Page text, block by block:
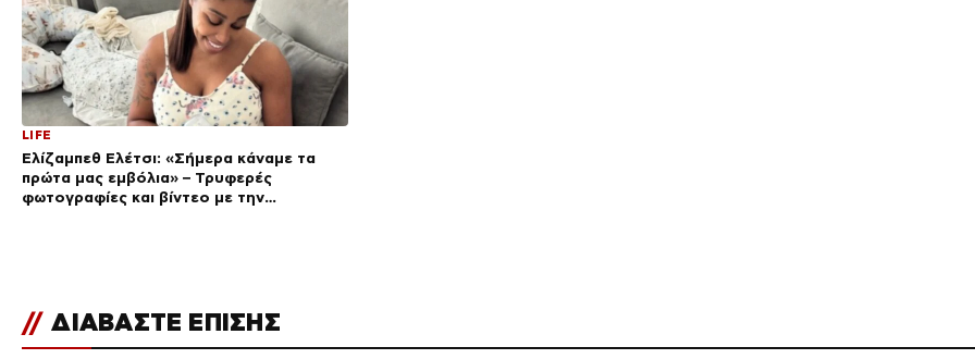
LIFE
Ελίζαμπεθ Ελέτσι: «Σήμερα κάναμε τα
πρώτα μας εμβόλια» – Τρυφερές
φωτογραφίες και βίντεο με την
// ΔΙΑΒΑΣΤΕ ΕΠΙΣΗΣ